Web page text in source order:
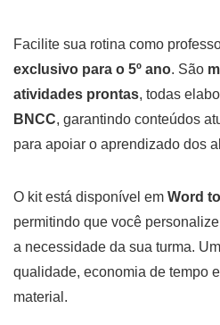
Facilite sua rotina como
exclusivo para o 5º ano. São
atividades prontas, todas
BNCC, garantindo conteúdos
para apoiar o aprendizado dos
O kit está disponível em Word
permitindo que você
a necessidade da sua turma.
qualidade, economia de tempo
material.